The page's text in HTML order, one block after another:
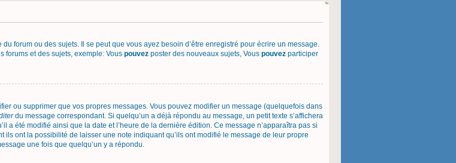
forum ou des sujets. Il se peut que vous ayez besoin d’être enregistré pour écrire un message.
forums et des sujets, exemple: Vous pouvez poster des nouveaux sujets, Vous pouvez participer
ou supprimer que vos propres messages. Vous pouvez modifier un message (quelquefois dans
du message correspondant. Si quelqu’un a déjà répondu au message, un petit texte s’affichera
a été modifié ainsi que la date et l’heure de la dernière édition. Ce message n’apparaîtra pas si
ont la possibilité de laisser une note indiquant qu’ils ont modifié le message de leur propre
une fois que quelqu’un y a répondu.